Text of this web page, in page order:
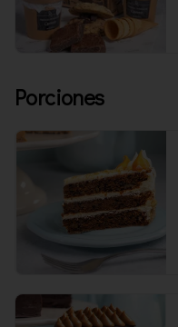
Porciones